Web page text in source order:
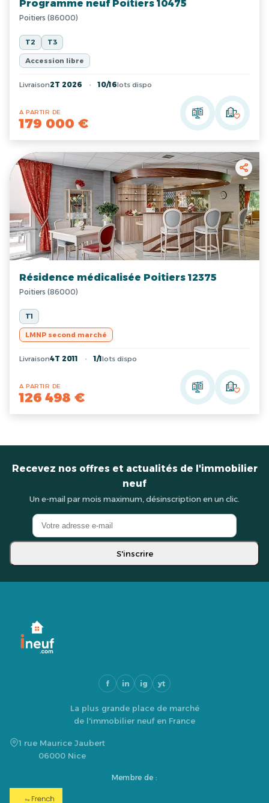
Programme neuf Poitiers 10475
Poitiers (86000)
T2 T3
Accession libre
Livraison2T 2026 10/16lots dispo
A PARTIR DE
179 000 €
Résidence médicalisée Poitiers 12375
Poitiers (86000)
T1
LMNP second marché
Livraison4T 2011 1/1 lots dispo
A PARTIR DE
126 498 €
Recevez nos offres et actualités de l'immobilier
neuf
Un e-mail par mois maximum, désinscription en un clic.
S'inscrire
f in ig yt
La plus grande place de marché
de l'immobilier neuf en France
1 rue Maurice Jaubert
06000 Nice
Membre de :